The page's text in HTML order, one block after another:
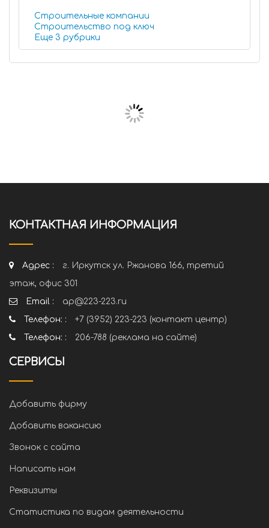
Строительные компании
Строительство под ключ
Еще 3 рубрики
КОНТАКТНАЯ ИНФОРМАЦИЯ
Адрес :
г. Иркутск ул. Ржанова 166, третий
этаж, офис 301
Email :
ap@223-223.ru
Телефон: :
+7 (3952) 223-223 (контакт центр)
Телефон: :
206-788 (реклама на сайте)
СЕРВИСЫ
Добавить фирму
Добавить вакансию
Звонок с сайта
Написать нам
Реквизиты
Статистика по видам деятельности